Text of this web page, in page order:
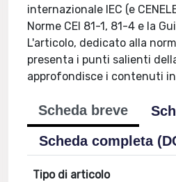
internazionale IEC (e
Norme CEI 81-1, 81-4 e la
L'articolo, dedicato alla
presenta i punti salienti
approfondisce i contenuti
Scheda breve
Scheda completa
Tipo di articolo